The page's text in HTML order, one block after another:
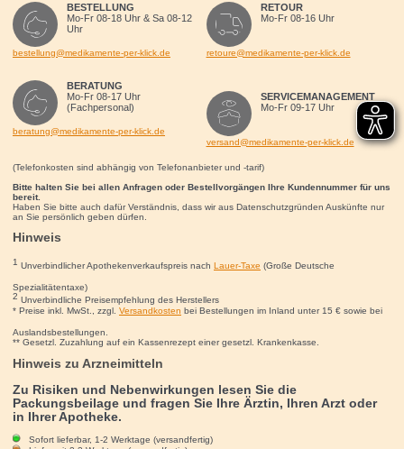
BESTELLUNG
Mo-Fr 08-18 Uhr & Sa 08-12
Uhr
bestellung@medikamente-per-klick.de
BERATUNG
Mo-Fr 08-17 Uhr
(Fachpersonal)
beratung@medikamente-per-klick.de
RETOUR
Mo-Fr 08-16 Uhr
retoure@medikamente-per-klick.de
SERVICEMANAGEMENT
Mo-Fr 09-17 Uhr
versand@medikamente-per-klick.de
(Telefonkosten sind abhängig von Telefonanbieter und -tarif)
Bitte halten Sie bei allen Anfragen oder Bestellvorgängen Ihre Kundennummer für uns
bereit.
Haben Sie bitte auch dafür Verständnis, dass wir aus Datenschutzgründen Auskünfte nur
an Sie persönlich geben dürfen.
Hinweis
1 Unverbindlicher Apothekenverkaufspreis nach Lauer-Taxe (Große Deutsche
Spezialitätentaxe)
2 Unverbindliche Preisempfehlung des Herstellers
* Preise inkl. MwSt., zzgl. Versandkosten bei Bestellungen im Inland unter 15 €sowie bei
Auslandsbestellungen.
** Gesetzl. Zuzahlung auf ein Kassenrezept einer gesetzl. Krankenkasse.
Hinweis zu Arzneimitteln
Zu Risiken und Nebenwirkungen lesen Sie die
Packungsbeilage und fragen Sie Ihre Ärztin, Ihren Arzt oder
in Ihrer Apotheke.
Sofort lieferbar, 1-2 Werktage (versandfertig)